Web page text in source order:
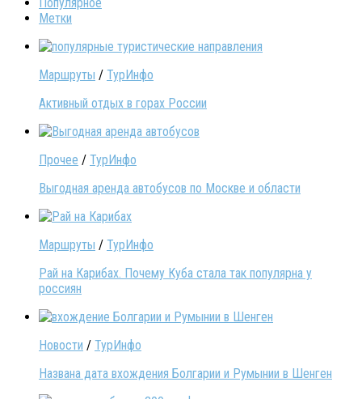
Метки
Маршруты / ТурИнфо
Активный отдых в горах России
Прочее / ТурИнфо
Выгодная аренда автобусов по Москве и области
Маршруты / ТурИнфо
Рай на Карибах. Почему Куба стала так популярна у
россиян
Новости / ТурИнфо
Названа дата вхождения Болгарии и Румынии в Шенген